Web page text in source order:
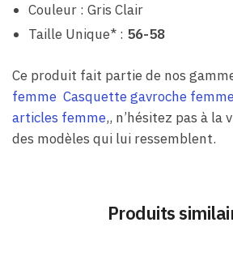
Couleur : Gris Clair
Taille Unique* : 56-58
Ce produit fait partie de nos
femme Casquette gavroche
articles femme,, n’hésitez pas à
des modèles qui lui ressemblent.
Produits